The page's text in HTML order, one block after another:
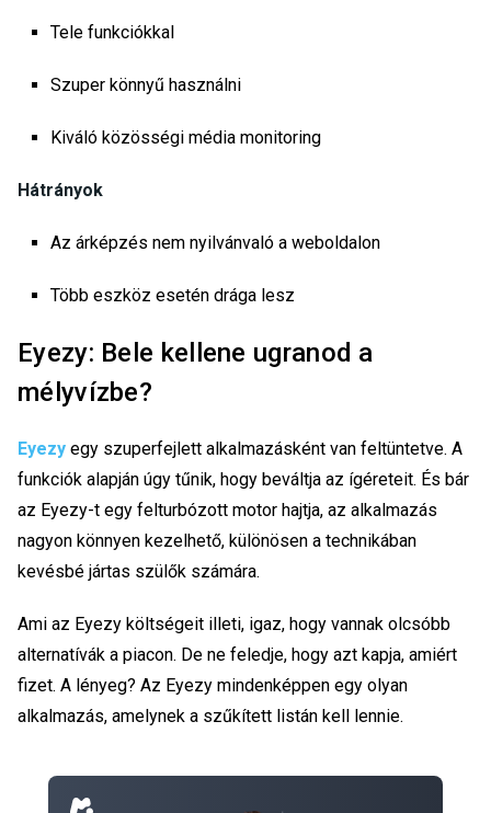
Tele funkciókkal
Szuper könnyű használni
Kiváló közösségi média monitoring
Hátrányok
Az árképzés nem nyilvánvaló a weboldalon
Több eszköz esetén drága lesz
Eyezy: Bele kellene ugranod a
mélyvízbe?
Eyezy egy szuperfejlett alkalmazásként van feltüntetve. A
funkciók alapján úgy tűnik, hogy beváltja az ígéreteit. És bár
az Eyezy-t egy felturbózott motor hajtja, az alkalmazás
nagyon könnyen kezelhető, különösen a technikában
kevésbé jártas szülők számára.
Ami az Eyezy költségeit illeti, igaz, hogy vannak olcsóbb
alternatívák a piacon. De ne feledje, hogy azt kapja, amiért
fizet. A lényeg? Az Eyezy mindenképpen egy olyan
alkalmazás, amelynek a szűkített listán kell lennie.